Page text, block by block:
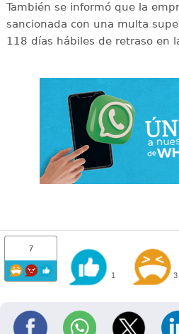
También se informó que la
sancionada con una multa
118 días hábiles de retraso en
7
1 3